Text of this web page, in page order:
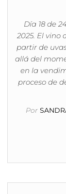
Día 18 de
2025. El
partir de
allá del
en la
proceso de
Por